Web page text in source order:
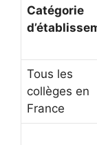
Catégorie
Tous les
collèges en
France